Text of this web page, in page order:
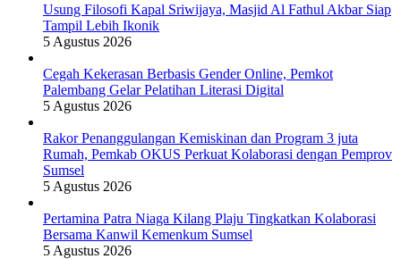
Usung Filosofi Kapal Sriwijaya, Masjid Al Fathul Akbar Siap
Tampil Lebih Ikonik
5 Agustus 2026
Cegah Kekerasan Berbasis Gender Online, Pemkot
Palembang Gelar Pelatihan Literasi Digital
5 Agustus 2026
Rakor Penanggulangan Kemiskinan dan Program 3 juta
Rumah, Pemkab OKUS Perkuat Kolaborasi dengan Pemprov
Sumsel
5 Agustus 2026
Pertamina Patra Niaga Kilang Plaju Tingkatkan Kolaborasi
Bersama Kanwil Kemenkum Sumsel
5 Agustus 2026